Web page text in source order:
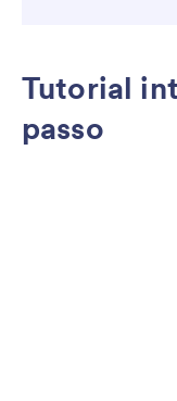
Tutorial
passo